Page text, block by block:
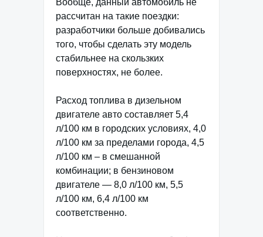
Вообще, данный автомобиль не
рассчитан на такие поездки:
разработчики больше добивались
того, чтобы сделать эту модель
стабильнее на скользких
поверхностях, не более.
Расход топлива в дизельном
двигателе авто составляет 5,4
л/100 км в городских условиях, 4,0
л/100 км за пределами города, 4,5
л/100 км – в смешанной
комбинации; в бензиновом
двигателе — 8,0 л/100 км, 5,5
л/100 км, 6,4 л/100 км
соответственно.